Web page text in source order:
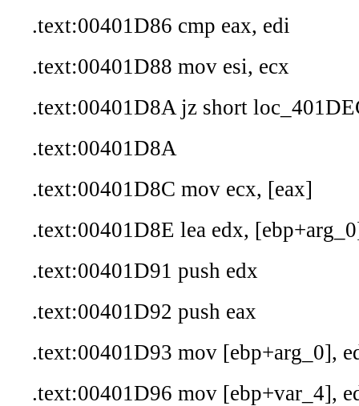
.text:00401D86 cmp eax, edi
.text:00401D88 mov esi, ecx
.text:00401D8A jz short
.text:00401D8A
.text:00401D8C mov ecx, [eax]
.text:00401D8E lea edx,
.text:00401D91 push edx
.text:00401D92 push eax
.text:00401D93 mov [ebp+arg_0],
.text:00401D96 mov [ebp+var_4],